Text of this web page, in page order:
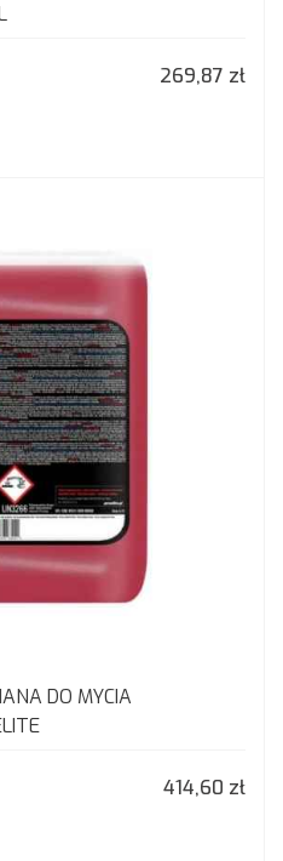
269,87 zł
DO MYCIA
414,60 zł